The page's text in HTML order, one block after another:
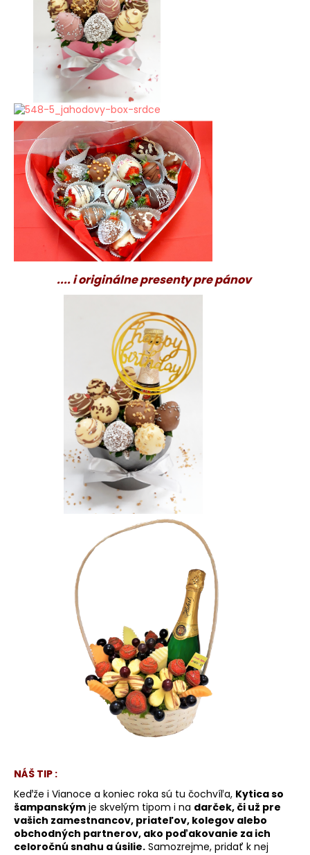
.... i originálne presenty pre pánov
NÁŠ TIP :
Keďže i Vianoce a koniec roka sú tu čochvíľa, Kytica so
šampanským je skvelým tipom i na darček, či už pre
vašich zamestnancov, priateľov, kolegov alebo
obchodných partnerov, ako poďakovanie za ich
celoročnú snahu a úsilie. Samozrejme, pridať k nej